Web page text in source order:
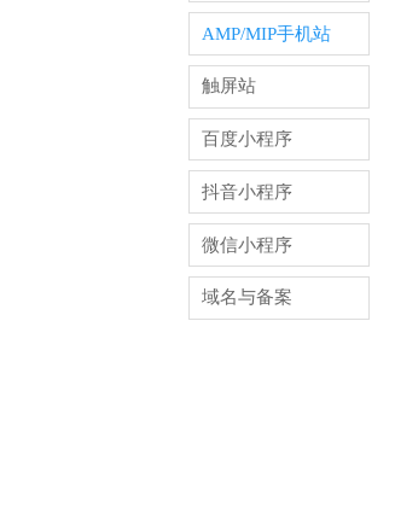
AMP/MIP手机站
触屏站
百度小程序
抖音小程序
微信小程序
域名与备案